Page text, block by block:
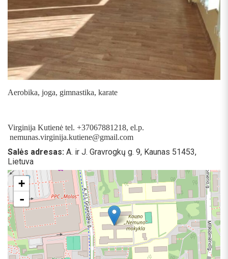
Aerobika, joga, gimnastika, karate
Virginija Kutienė tel. +37067881218, el.p.
nemunas.virginija.kutiene@gmail.com
Salės adresas: A. ir J. Gravrogkų g. 9, Kaunas 51453,
Lietuva
+
-